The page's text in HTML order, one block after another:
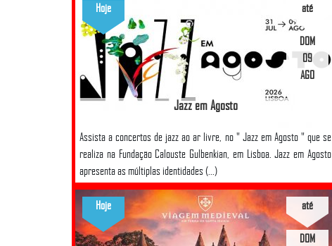
Jazz em Agosto
Assista a concertos de jazz ao ar livre, no " Jazz em Agosto " que se
realiza na Fundação Calouste Gulbenkian, em Lisboa. Jazz em Agosto
apresenta as múltiplas identidades (...)
até
DOM
09
AGO
Hoje
até
DOM
Hoje